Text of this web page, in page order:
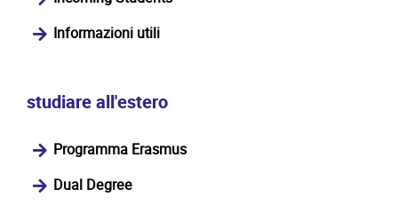
Informazioni utili
studiare all'estero
Programma Erasmus
Dual Degree